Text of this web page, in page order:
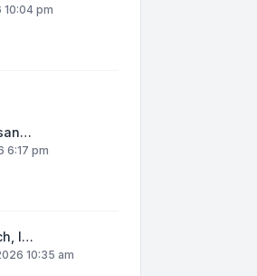
10:04 pm
6:17 pm
l…
10:35 am